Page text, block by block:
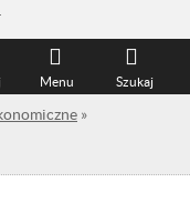
Szukaj
Menu
»